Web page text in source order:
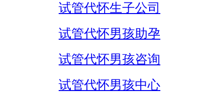
试管代怀生子公司
试管代怀男孩助孕
试管代怀男孩咨询
试管代怀男孩中心